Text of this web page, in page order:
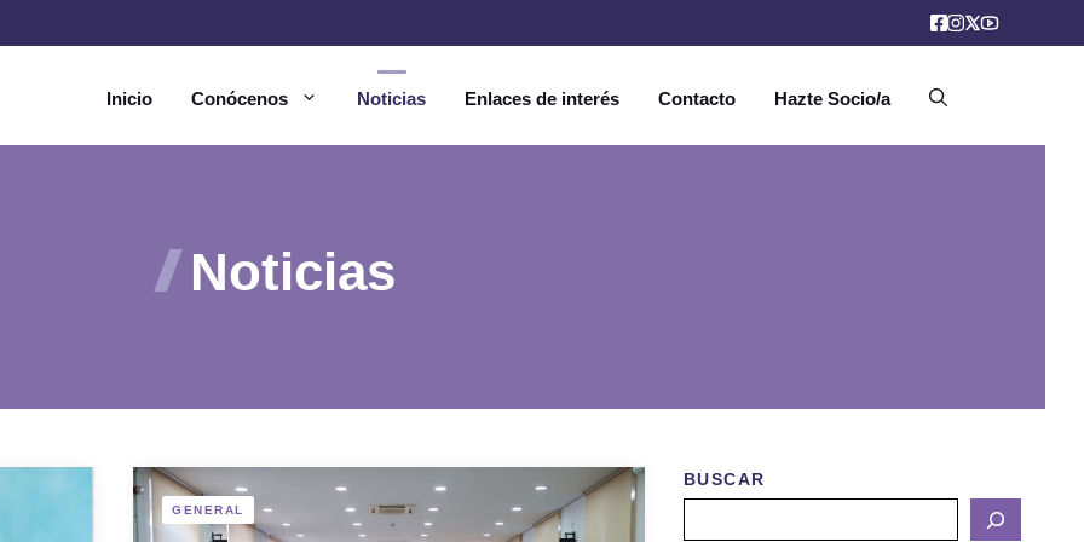
Inicio Conócenos Noticias Enlaces de interés Contacto Hazte Socio/a
Noticias
GENERAL
BUSCAR